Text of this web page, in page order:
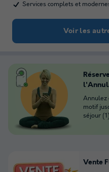
Services complets et
Voir les
Annulez
motif
séjour
Vente